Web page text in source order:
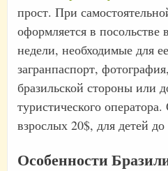
прост. При
оформляется в посольстве
недели, необходимые для
загранпаспорт,
бразильской стороны или
туристического
взрослых 20$, для детей
Особенности